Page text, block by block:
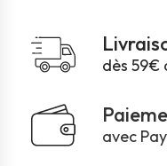
dès 59€
avec